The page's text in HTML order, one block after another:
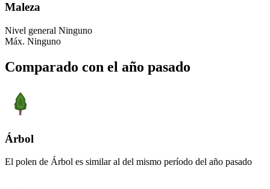
Maleza
Nivel general Ninguno
Máx. Ninguno
Comparado con el año pasado
Árbol
El polen de Árbol es similar al del mismo período del año pasado